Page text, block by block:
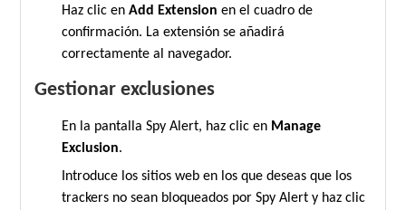
Haz clic enAdd Extension en el cuadro de
confirmación. La extensión se añadirá
correctamente al navegador.
Gestionar exclusiones
En la pantalla Spy Alert, haz clic en Manage
Exclusion.
Introduce los sitios web en los que deseas que los
trackers no sean bloqueados por Spy Alert y haz clic